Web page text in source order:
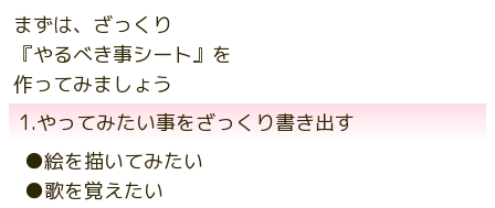
まずは、ざっくり
『やるべき事シート』を
作ってみましょう
1.やってみたい事をざっくり書き出す
●絵を描いてみたい
●歌を覚えたい